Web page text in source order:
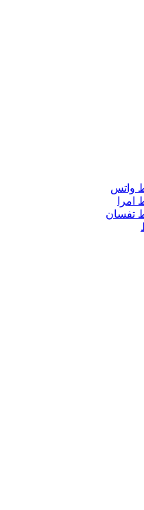
واتس
امرا
تفسان